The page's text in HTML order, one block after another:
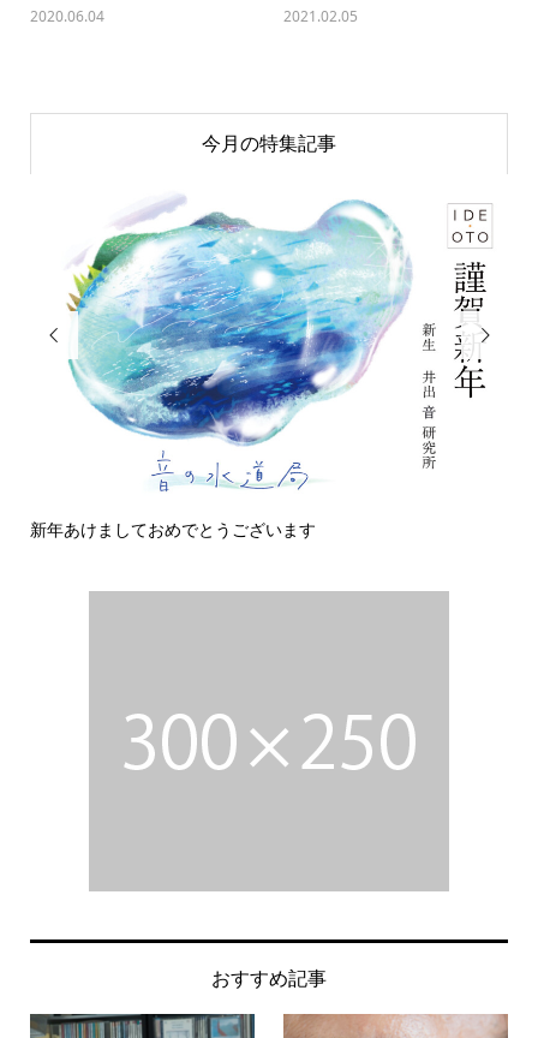
2020.06.04 2021.02.05
今月の特集記事

新年あけましておめでとうございます

おすすめ記事